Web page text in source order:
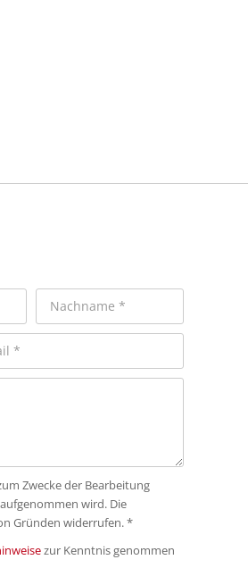
Zwecke der Bearbeitung
wird. Die
Gründen widerrufen. *
zur Kenntnis genommen